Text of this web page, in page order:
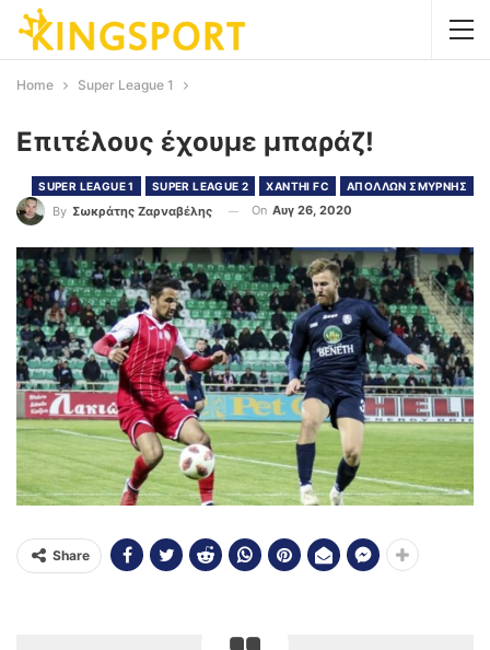
Home Super League 1
Επιτέλους έχουμε μπαράζ!
SUPER LEAGUE 1 SUPER LEAGUE 2 XANTHI FC ΑΠΟΛΛΩΝ ΣΜΥΡΝΗΣ
By Σωκράτης Ζαρναβέλης On Αυγ 26, 2020
Share